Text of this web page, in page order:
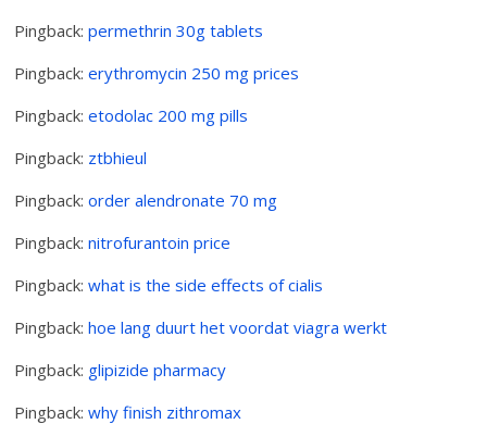
Pingback:permethrin 30g tablets
Pingback:erythromycin 250 mg prices
Pingback:etodolac 200 mg pills
Pingback: ztbhieul
Pingback:order alendronate 70 mg
Pingback:nitrofurantoin price
Pingback:what is the side effects of cialis
Pingback:hoe lang duurt het voordat viagra werkt
Pingback: glipizide pharmacy
Pingback:why finish zithromax